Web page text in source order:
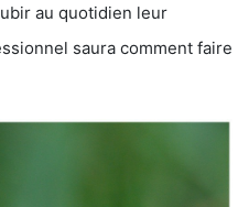
au quotidien leur
saura comment faire